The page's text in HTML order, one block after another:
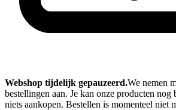
Webshop tijdelijk gepauzeerd.We nemen
bestellingen aan. Je kan onze producten
niets aankopen. Bestellen is momenteel niet